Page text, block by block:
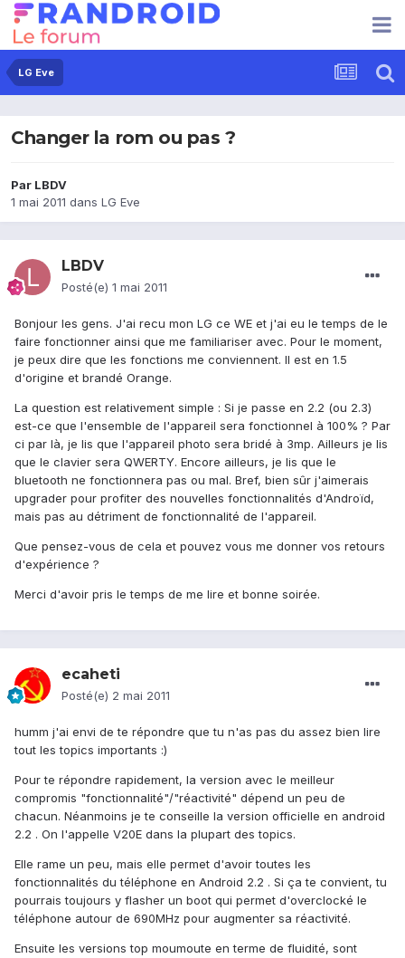
LG Eve
Changer la rom ou pas ?
Par LBDV
1 mai 2011 dans LG Eve
LBDV
Posté(e) 1 mai 2011
Bonjour les gens. J'ai recu mon LG ce WE et j'ai eu le temps de le
faire fonctionner ainsi que me familiariser avec. Pour le moment,
je peux dire que les fonctions me conviennent. Il est en 1.5
d'origine et brandé Orange.
La question est relativement simple : Si je passe en 2.2 (ou 2.3)
est-ce que l'ensemble de l'appareil sera fonctionnel à 100% ? Par
ci par là, je lis que l'appareil photo sera bridé à 3mp. Ailleurs je lis
que le clavier sera QWERTY. Encore ailleurs, je lis que le
bluetooth ne fonctionnera pas ou mal. Bref, bien sûr j'aimerais
upgrader pour profiter des nouvelles fonctionnalités d'Androïd,
mais pas au détriment de fonctionnalité de l'appareil.
Que pensez-vous de cela et pouvez vous me donner vos retours
d'expérience ?
Merci d'avoir pris le temps de me lire et bonne soirée.
ecaheti
Posté(e) 2 mai 2011
humm j'ai envi de te répondre que tu n'as pas du assez bien lire
tout les topics importants :)
Pour te répondre rapidement, la version avec le meilleur
compromis "fonctionnalité"/"réactivité" dépend un peu de
chacun. Néanmoins je te conseille la version officielle en android
2.2 . On l'appelle V20E dans la plupart des topics.
Elle rame un peu, mais elle permet d'avoir toutes les
fonctionnalités du téléphone en Android 2.2 . Si ça te convient, tu
pourrais toujours y flasher un boot qui permet d'overclocké le
téléphone autour de 690MHz pour augmenter sa réactivité.
Ensuite les versions top moumoute en terme de fluidité, sont